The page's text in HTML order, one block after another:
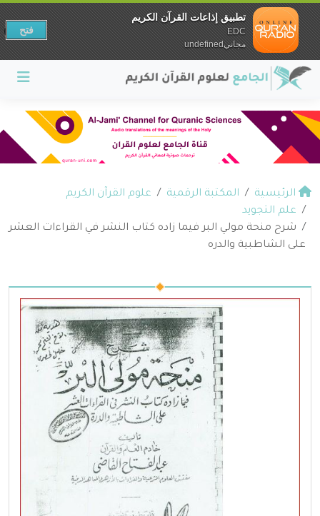
الرئيسية المكتبة الرقمية
علوم القرآن الكريم
علم التجويد
شرح منحة مولي البر فيما زاده كتاب النشر في القراءات العشر
على الشاطبية والدره
تطبيق إذاعات القرآن الكريم
EDC
مجانيundefined
فتح